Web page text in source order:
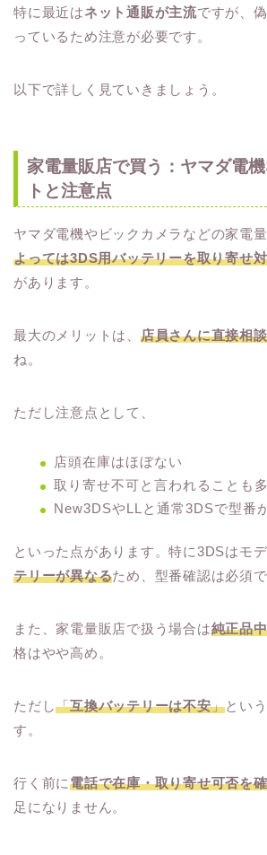
特に最近はネット通販が主流ですが、
っているため注意が必要です。
以下で詳しく見ていきましょう。
家電量販店で買う：ヤマダ電
トと注意点
ヤマダ電機やビックカメラなどの家電
よっては3DS用バッテリーを取り寄せ
があります。
最大のメリットは、 店員さんに直接相
ね。
ただし注意点として、
店頭在庫はほぼない
取り寄せ不可と言われることも
New3DSやLLと通常3DSで型番
といった点があります。特に3DSはモ
テリーが異なるため、型番確認は必須で
また、家電量販店で扱う場合は純正品
格はやや高め。
ただし「互換バッテリーは不安」とい
す。
行く前に電話で在庫・取り寄せ可否を
足になりません。